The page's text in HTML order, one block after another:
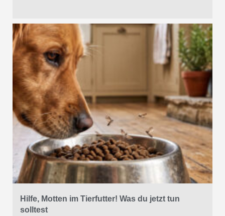
Hilfe, Motten im Tierfutter! Was du jetzt tun
solltest